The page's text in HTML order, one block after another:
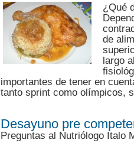
¿Qué
de
largo
importantes de tener en
tanto sprint como olímpicos,
Desayuno pre
Preguntas al Nutriólogo Italo